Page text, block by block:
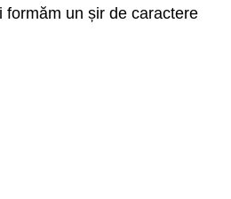
formăm un șir de caractere